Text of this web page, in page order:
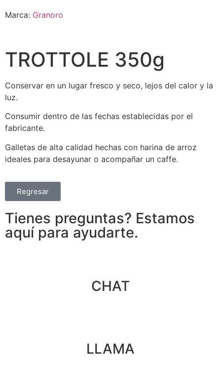
Marca: Granoro
TROTTOLE 350g
Conservar en un lugar fresco y seco, lejos del calor y la
luz.
Consumir dentro de las fechas establecidas por el
fabricante.
Galletas de alta calidad hechas con harina de arroz
ideales para desayunar o acompañar un caffe.
Regresar
Tienes preguntas? Estamos
aquí para ayudarte.
CHAT
LLAMA